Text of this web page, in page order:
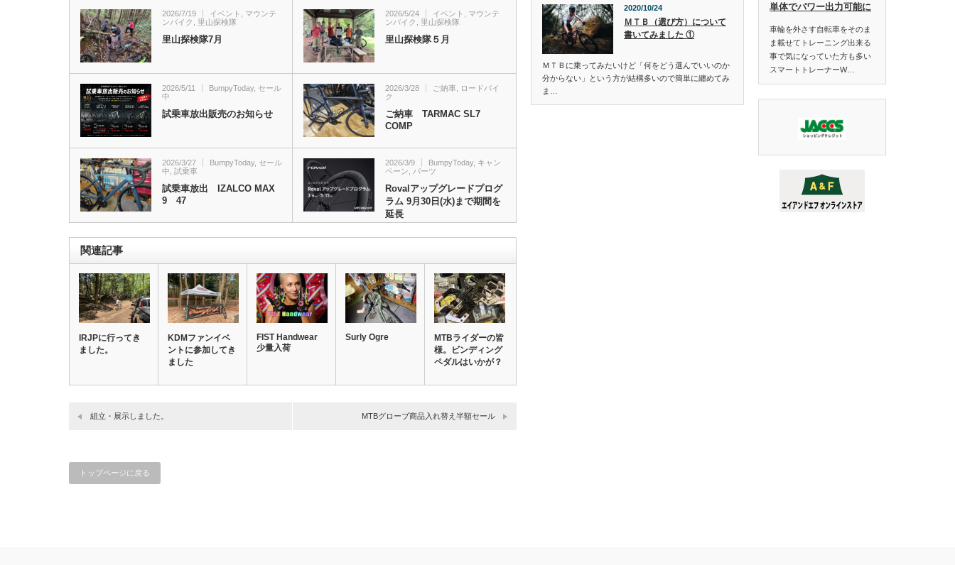
2026/7/19 イベント
マウンテ
ンバイク
里山探検隊
里山探検隊7月
2026/5/24 イベント
マウンテ
ンバイク
里山探検隊
里山探検隊５月
2026/5/11 BumpyToday, セール
中
試乗車放出販売のお知らせ
2026/3/28 ご納車
ロードバイ
ク
ご納車 TARMAC SL7
COMP
2026/3/27 BumpyToday, セール
中 試乗車
試乗車放出 IZALCO MAX
9 47
2026/3/9 BumpyToday, キャン
ペーン
パーツ
Rovalアップグレードプログ
ラム 9月30日(水)まで期間を
延長
関連記事
IRJPに行ってき
ました。
KDMファンイベ
ントに参加してき
ました
FIST Handwear
少量入荷
Surly Ogre
MTBライダーの皆
様。ビンディング
ペダルはいかが？
組立・展示しました。 MTBグローブ商品入れ替え半額セール
トップページに戻る
2020/10/24
ＭＴＢ（選び方）について
書いてみました ①
ＭＴＢに乗ってみたいけど「何をどう選んでいいのか
分からない」という方が結構多いので簡単に纏めてみ
ま…
単体でパワー出力可能に
車輪を外さす自転車をそのま
ま載せてトレーニング出来る
事で気になっていた方も多い
スマートトレーナーW…